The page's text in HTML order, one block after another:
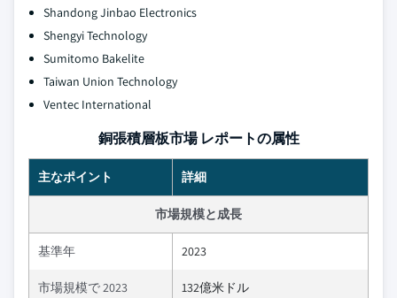
Shandong Jinbao Electronics
Shengyi Technology
Sumitomo Bakelite
Taiwan Union Technology
Ventec International
銅張積層板市場 レポートの属性
主なポイント 詳細
市場規模と成長
基準年 2023
市場規模で 2023 132億米ドル